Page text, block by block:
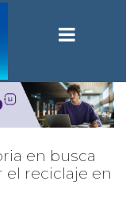
en busca
el reciclaje en